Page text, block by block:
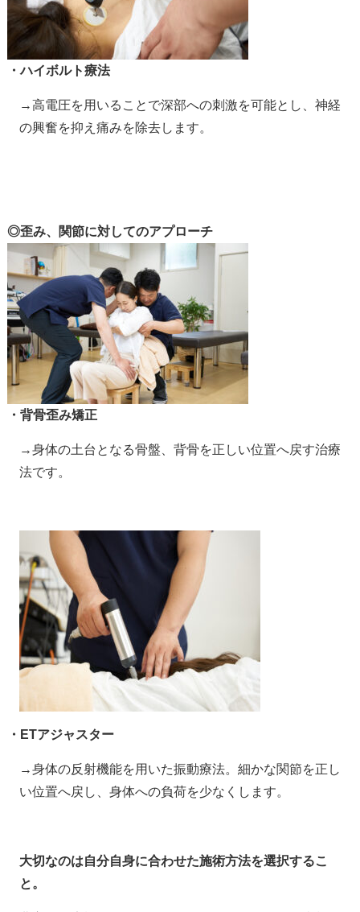
・ハイボルト療法
→高電圧を用いることで深部への刺激を可能とし、神経
の興奮を抑え痛みを除去します。
◎歪み、関節に対してのアプローチ
・背骨歪み矯正
→身体の土台となる骨盤、背骨を正しい位置へ戻す治療
法です。
・ETアジャスター
→身体の反射機能を用いた振動療法。細かな関節を正し
い位置へ戻し、身体への負荷を少なくします。
大切なのは自分自身に合わせた施術方法を選択するこ
と。